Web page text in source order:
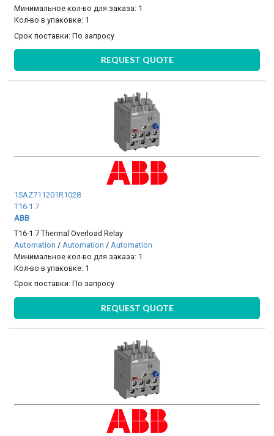
Минимальное кол-во для заказа: 1
Кол-во в упаковке: 1
Срок поставки:По запросу
REQUEST QUOTE
1SAZ711201R1028
T16-1.7
ABB
T16-1.7 Thermal Overload Relay
Automation / Automation / Automation
Минимальное кол-во для заказа: 1
Кол-во в упаковке: 1
Срок поставки:По запросу
REQUEST QUOTE